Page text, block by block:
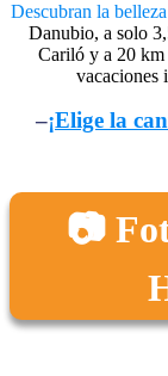
Descubran la
Danubio, a solo
Cariló y a 20 km
vacaciones
–¡Elige la
📷